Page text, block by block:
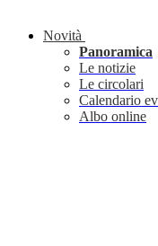
Novità
Panoramica
Le notizie
Le circolari
Calendario
Albo online